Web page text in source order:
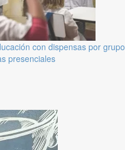
con dispensas por grupo
presenciales